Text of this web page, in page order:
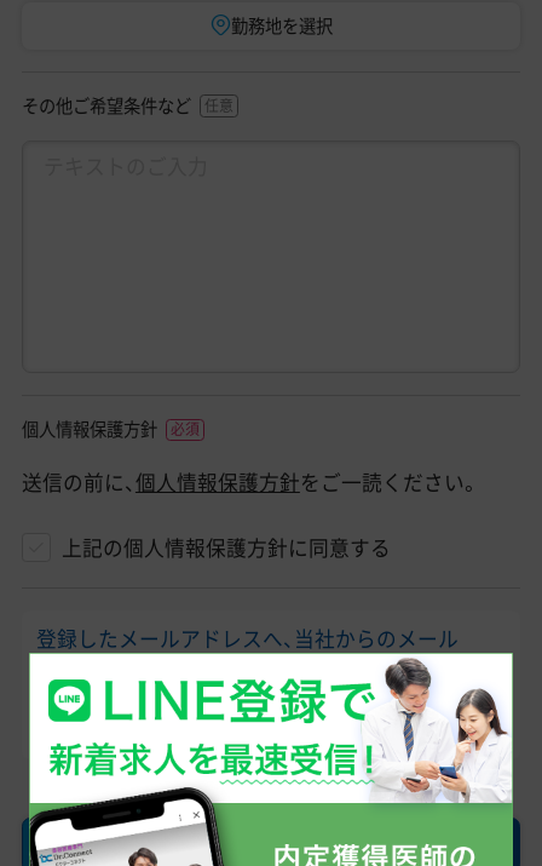
勤務地を選択
その他ご希望条件など
個人情報保護方針
送信の前に、個人情報保護方針をご一読ください。
上記の個人情報保護方針に同意する
登録したメールアドレスへ、当社からのメール
（@dr-connect.jp）をお送りします。そのため「ドメ
イン指定受信/拒否設定」を利用されている方は受
け取れるようにお願いします。
確認画面へ